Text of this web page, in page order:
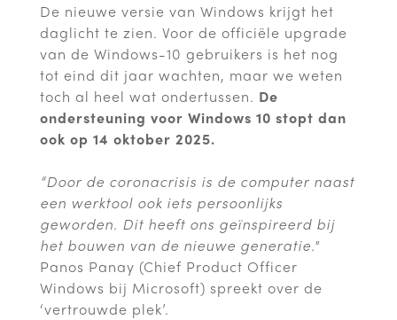
De nieuwe versie van Windows krijgt het
daglicht te zien. Voor de officiële upgrade
van de Windows-10 gebruikers is het nog
tot eind dit jaar wachten, maar we weten
toch al heel wat ondertussen. De
ondersteuning voor Windows 10 stopt dan
ook op 14 oktober 2025.
“Door de coronacrisis is de computer naast
een werktool ook iets persoonlijks
geworden. Dit heeft ons geïnspireerd bij
het bouwen van de nieuwe generatie."
Panos Panay (Chief Product Officer
Windows bij Microsoft) spreekt over de
‘vertrouwde plek’.